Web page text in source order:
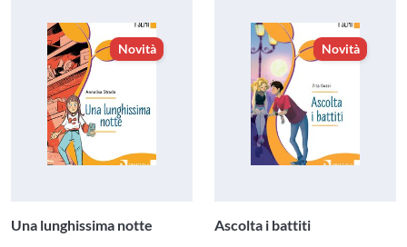
Novità
Una lunghissima notte
Novità
Ascolta i battiti